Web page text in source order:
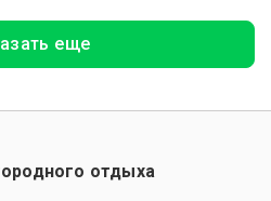
еще
отдыха